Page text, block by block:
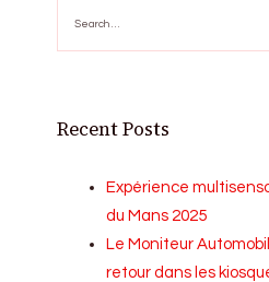
for:
Recent Posts
Expérience
du Mans 2025
Le Moniteur
retour dans les